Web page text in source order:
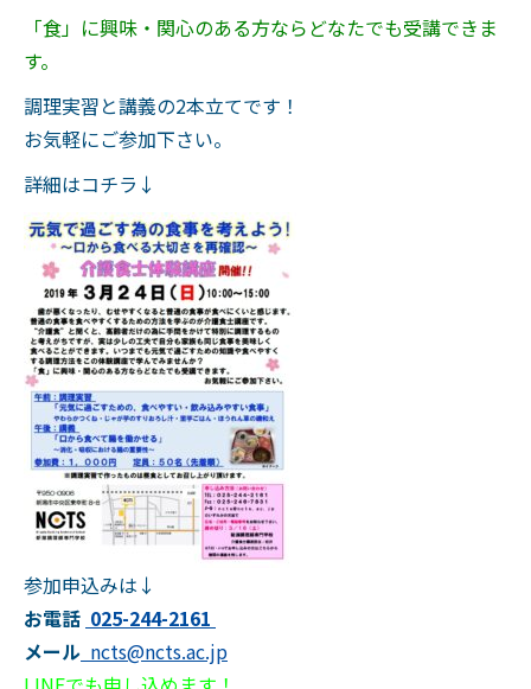
「食」に興味・関心のある方ならどなたでも受講できま
す。
調理実習と講義の2本立てです！
お気軽にご参加下さい。
詳細はコチラ↓
参加申込みは↓
お電話 025-244-2161
メール ncts@ncts.ac.jp